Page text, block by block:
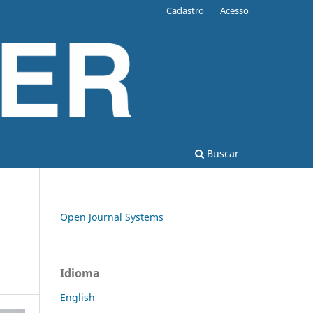
Buscar
Cadastro Acesso
Open Journal Systems
Idioma
English